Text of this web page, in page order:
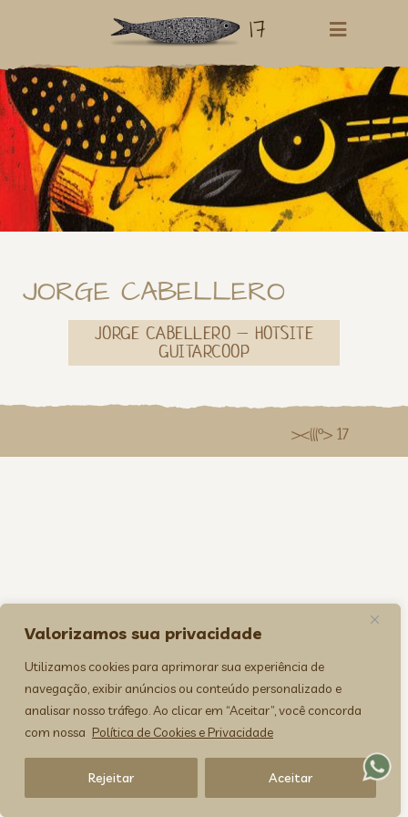
Valorizamos sua privacidade
Utilizamos cookies para aprimorar sua experiência de
navegação, exibir anúncios ou conteúdo personalizado e
analisar nosso tráfego. Ao clicar em “Aceitar”, você concorda
com nossa Política de Cookies e Privacidade
Rejeitar Aceitar
17
JORGE CABELLERO
JORGE CABELLERO – HOTSITE
GUITARCOOP
><(((º> 17